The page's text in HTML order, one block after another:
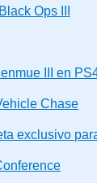
Ops III
III en
Chase
exclusivo